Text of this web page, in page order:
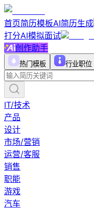
首页简历模板AI简历生成
打分AI模拟面试
创作助手
热门模板 行业职位
IT/技术
产品
设计
市场/营销
运营/客服
销售
职能
游戏
汽车